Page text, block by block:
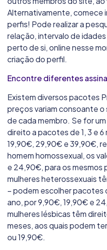
Alternativamente, comece
perfis! Pode realizar a
relação, intervalo de
perto de si, online nesse
criação do perfil.
Encontre diferentes
Existem diversos pacotes
preços variam consoante
de cada membro. Se for
direito a pacotes de 1, 3 e
19,90€, 29,90€ e 39,90€,
homem homossexual, os
e 24,90€, para os mesmos
mulheres heterossexuais
– podem escolher pacotes
ano, por 9,90€, 19,90€ e
mulheres lésbicas têm
meses, aos quais podem
ou 19,90€.